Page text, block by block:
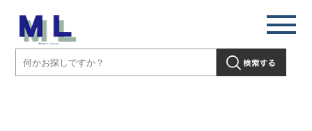
線ピンマイク) COS-11DBPC-BK-SONY】の取扱いを開始しました」"